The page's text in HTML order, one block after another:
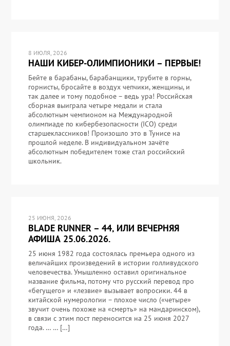
8 ИЮЛЯ, 2026
НАШИ КИБЕР-ОЛИМПИОНИКИ – ПЕРВЫЕ!
Бейте в барабаны, барабанщики, трубите в горны,
горнисты, бросайте в воздух чепчики, женщины, и
так далее и тому подобное – ведь ура! Российская
сборная выиграла четыре медали и стала
абсолютным чемпионом на Международной
олимпиаде по кибербезопасности (ICO) среди
старшеклассников! Произошло это в Тунисе на
прошлой неделе. В индивидуальном зачёте
абсолютным победителем тоже стал российский
школьник.
25 ИЮНЯ, 2026
BLADE RUNNER – 44, ИЛИ ВЕЧЕРНЯЯ
АФИША 25.06.2026.
25 июня 1982 года состоялась премьера одного из
величайших произведений в истории голливудского
человечества. Умышленно оставил оригинальное
название фильма, потому что русский перевод про
«бегущего» и «лезвие» вызывает вопросики. 44 в
китайской нумерологии – плохое число («четыре»
звучит очень похоже на «смерть» на мандаринском),
в связи с этим пост переносится на 25 июня 2027
года. … … […]